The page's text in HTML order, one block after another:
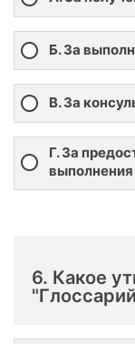
Б. За
В. За
Г. За
6. Какое